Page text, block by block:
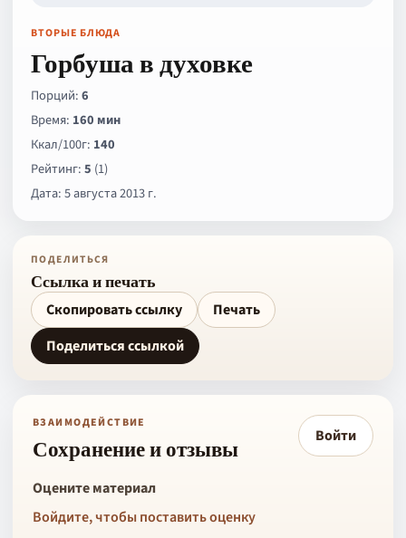
ВТОРЫЕ БЛЮДА
Горбуша в духовке
Порций:6
Время: 160 мин
Ккал/100г: 140
Рейтинг:5 (1)
Дата: 5 августа 2013 г.
ПОДЕЛИТЬСЯ
Ссылка и печать
Скопировать ссылку
Печать
Поделиться ссылкой
ВЗАИМОДЕЙСТВИЕ
Сохранение и отзывы Войти
Оцените материал
Войдите, чтобы поставить оценку